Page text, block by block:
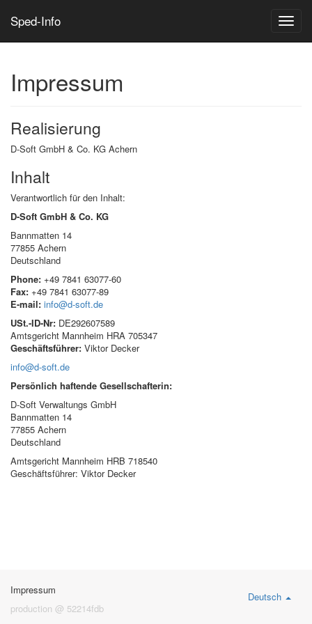
Toggle
Sped-Info
Impressum
Realisierung
D-Soft GmbH & Co. KG Achern
Inhalt
Verantwortlich für den Inhalt:
D-Soft GmbH & Co. KG
Bannmatten 14
77855 Achern
Deutschland
Phone: +49 7841 63077-60
Fax: +49 7841 63077-89
E-mail: info@d-soft.de
USt.-ID-Nr: DE292607589
Amtsgericht Mannheim HRA 705347
Geschäftsführer: Viktor Decker
info@d-soft.de
Persönlich haftende Gesellschafterin:
D-Soft Verwaltungs GmbH
Bannmatten 14
77855 Achern
Deutschland
Amtsgericht Mannheim HRB 718540
Geschäftsführer: Viktor Decker
Impressum
production @ 52214fdb
Deutsch